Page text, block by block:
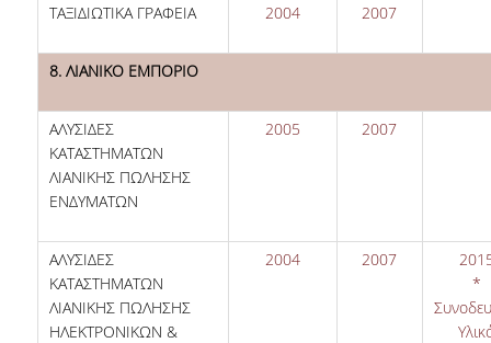
ΤΑΞΙΔΙΩΤΙΚΑ ΓΡΑΦΕΙΑ 2004 2007
8. ΛΙΑΝΙΚΟ ΕΜΠΟΡΙΟ
ΑΛΥΣΙΔΕΣ
ΚΑΤΑΣΤΗΜΑΤΩΝ
ΛΙΑΝΙΚΗΣ ΠΩΛΗΣΗΣ
ΕΝΔΥΜΑΤΩΝ
2005 2007
ΑΛΥΣΙΔΕΣ
ΚΑΤΑΣΤΗΜΑΤΩΝ
ΛΙΑΝΙΚΗΣ ΠΩΛΗΣΗΣ
ΗΛΕΚΤΡΟΝΙΚΩΝ &
2004 2007
*